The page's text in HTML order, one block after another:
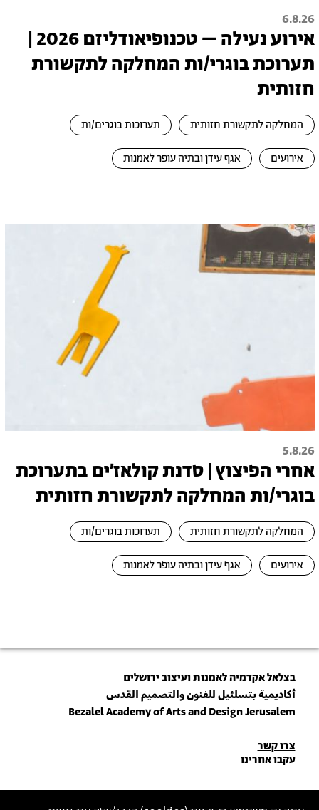
6.8.26
אירוע נעילה – טכנופיאודליזם 2026 |
תערוכת בוגרי/ות המחלקה לתקשורת
חזותית
המחלקה לתקשורת חזותית תערוכות בוגרים/ות
אירועים אגף עידן ובתיה עופר לאמנות
5.8.26
אחרי הפיצוץ | סדנת קולאז׳ים בתערוכת
בוגרי/ות המחלקה לתקשורת חזותית
המחלקה לתקשורת חזותית תערוכות בוגרים/ות
אירועים אגף עידן ובתיה עופר לאמנות
בצלאל אקדמיה לאמנות ועיצוב ירושלים
أكاديمية بتسلئيل للفنون والتصميم القدس
Bezalel Academy of Arts and Design Jerusalem
פרטי
יצירת
קשר
צרו קשר
עקבו אחרינו
הצטרפו לניוזלטר שלנו